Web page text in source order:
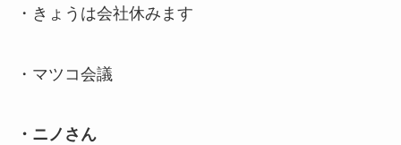
・きょうは会社休みます
・マツコ会議
・ニノさん